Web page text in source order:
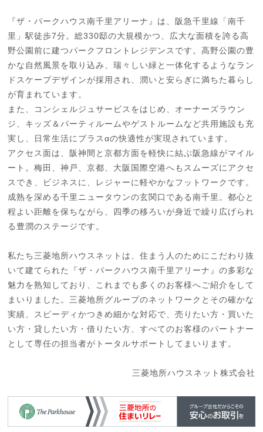
『ザ・パークハウス南千里アリーナ』は、阪急千里線「南千
里」駅徒歩7分。総330邸の大規模かつ、広大な面積を誇る高
野公園前に建つパークフロントレジデンスです。高野公園の豊
かな自然風景を取り込み、瑞々しい緑と一体化するようなラン
ドスケープデザインが採用され、潤いと安らぎに満ちた暮らし
が育まれています。
また、コンシェルジュサービスをはじめ、オーナーズラウン
ジ、キッズ＆パーティルームやゲストルームなど共用施設も充
実し、日常生活にプラスαの快適性が実現されています。
アクセス面は、阪神間と京都方面を軽快に結ぶ阪急線がマイル
ート。梅田、神戸、京都、大阪国際空港へもスムーズにアクセ
スでき、ビジネスに、レジャーに軽やかなフットワークです。
成熟を深める千里ニュータウンの玄関口である南千里。都心と
程よい距離を保ちながら、四季の移ろいが身近で繰り広げられ
る豊潤のステージです。
私たち三菱地所ハウスネットは、住まう人のためにこだわり抜
いて建てられた『ザ・パークハウス南千里アリーナ』の多彩な
魅力を熟知しており、これまでも多くのお客様へご紹介をして
まいりました。三菱地所グループのネットワークとその確かな
実績、スピーディかつきめ細かな対応で、売りたい方・買いた
い方・貸したい方・借りたい方、すべてのお客様のパートナー
として専任の担当者がトータルサポートしてまいります。
三菱地所ハウスネット株式会社